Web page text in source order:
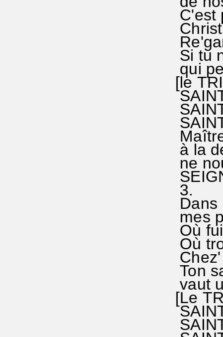
C'est
Si tu
qui
[le
à la
ne
3.
Dans
mes
Où
Où
Ton
vaut
[Le